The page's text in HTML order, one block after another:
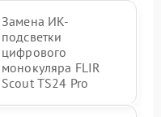
Замена ИК-
подсветки
цифрового
монокуляра FLIR
Scout TS24 Pro